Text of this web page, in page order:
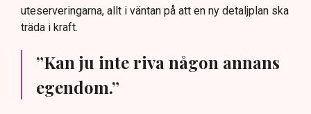
uteserveringarna, allt i väntan på att en ny detaljplan ska
träda i kraft.
”Kan ju inte riva någon annans
egendom.”